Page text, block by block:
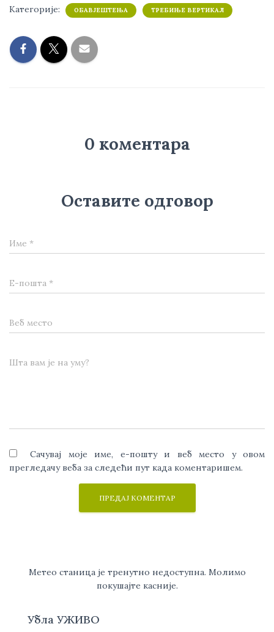
Категорије: ОБАВЈЕШТЕЊА ТРЕБИЊЕ ВЕРТИКАЛ
0 коментара
Оставите одговор
Име *
Е-пошта *
Веб место
Шта вам је на уму?
Сачувај моје име, е-пошту и веб место у овом
прегледачу веба за следећи пут када коментаришем.
Метео станица је тренутно недоступна. Молимо
покушајте касније.
Убла УЖИВО